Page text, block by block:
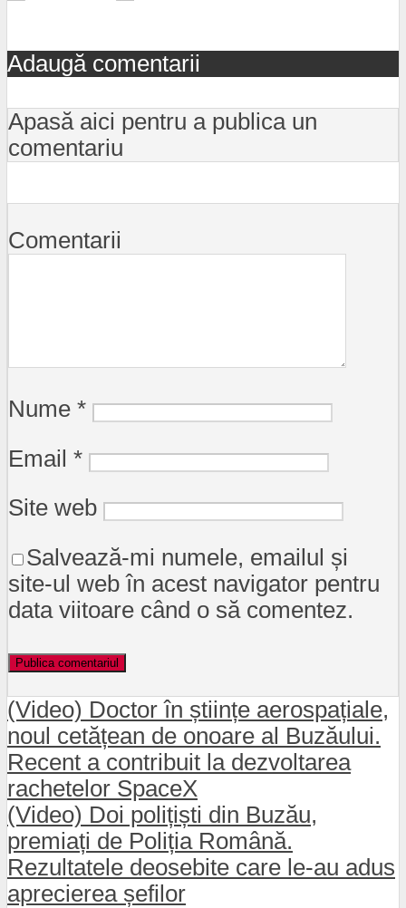
Adaugă comentarii
Apasă aici pentru a publica un
comentariu
Comentarii
Nume *
Email *
Site web
Salvează-mi numele, emailul și
site-ul web în acest navigator pentru
data viitoare când o să comentez.
(Video) Doctor în științe aerospațiale,
noul cetățean de onoare al Buzăului.
Recent a contribuit la dezvoltarea
rachetelor SpaceX
(Video) Doi polițiști din Buzău,
premiați de Poliția Română.
Rezultatele deosebite care le-au adus
aprecierea șefilor